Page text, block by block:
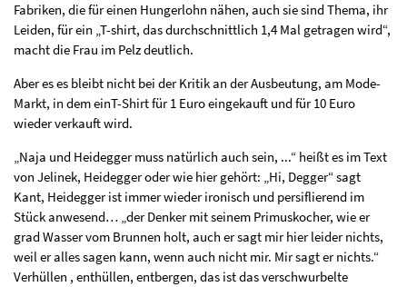
Fabriken, die für einen Hungerlohn nähen, auch sie sind Thema, ihr
Leiden, für ein „T-shirt, das durchschnittlich 1,4 Mal getragen wird“,
macht die Frau im Pelz deutlich.
Aber es es bleibt nicht bei der Kritik an der Ausbeutung, am Mode-
Markt, in dem einT-Shirt für 1 Euro eingekauft und für 10 Euro
wieder verkauft wird.
„Naja und Heidegger muss natürlich auch sein, ...“ heißt es im Text
von Jelinek, Heidegger oder wie hier gehört: „Hi, Degger“ sagt
Kant, Heidegger ist immer wieder ironisch und persiflierend im
Stück anwesend… „der Denker mit seinem Primuskocher, wie er
grad Wasser vom Brunnen holt, auch er sagt mir hier leider nichts,
weil er alles sagen kann, wenn auch nicht mir. Mir sagt er nichts.“
Verhüllen , enthüllen, entbergen, das ist das verschwurbelte